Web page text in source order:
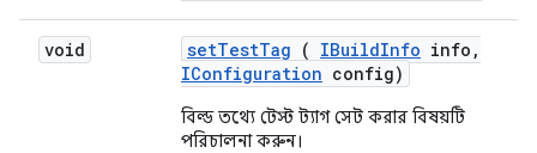
void setTestTag ( IBuildInfo info ,
IConfiguration config)
বিল্ড তথ্যে টেস্ট ট্যাগ সেট করার বিষয়টি
পরিচালনা করুন।